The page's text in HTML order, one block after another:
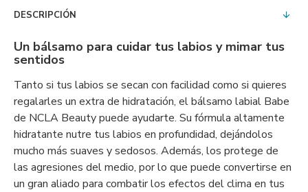
DESCRIPCIÓN
Un bálsamo para cuidar tus labios y mimar tus
sentidos
Tanto si tus labios se secan con facilidad como si quieres
regalarles un extra de hidratación, el bálsamo labial Babe
de NCLA Beauty puede ayudarte. Su fórmula altamente
hidratante nutre tus labios en profundidad, dejándolos
mucho más suaves y sedosos. Además, los protege de
las agresiones del medio, por lo que puede convertirse en
un gran aliado para combatir los efectos del clima en tus